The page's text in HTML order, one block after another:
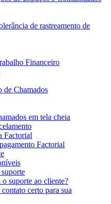
de rastreamento de
Financeiro
de Chamados
em tela cheia
Factorial
Factorial
suporte ao cliente?
certo para sua